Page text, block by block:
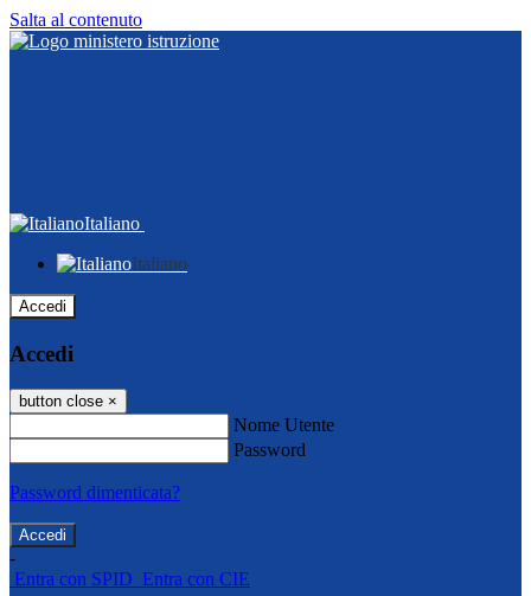
Salta al contenuto
Italiano
Italiano
Accedi
Accedi
button close ×
Nome Utente
Password
Password dimenticata?
-
Entra con SPID Entra con CIE